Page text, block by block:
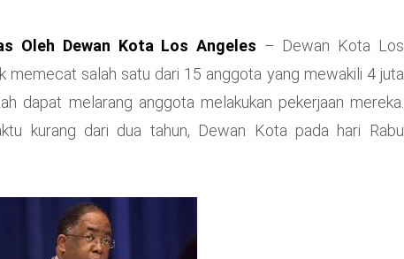
Oleh Dewan Kota Los Angeles – Dewan Kota Los
memecat salah satu dari 15 anggota yang mewakili 4 juta
dapat melarang anggota melakukan pekerjaan mereka.
kurang dari dua tahun, Dewan Kota pada hari Rabu